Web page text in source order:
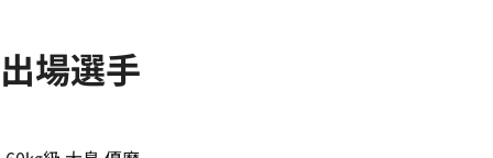
出場選手